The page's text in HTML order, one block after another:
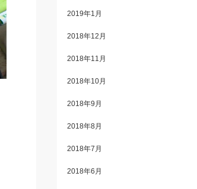
2019年1月
2018年12月
2018年11月
2018年10月
2018年9月
2018年8月
2018年7月
2018年6月